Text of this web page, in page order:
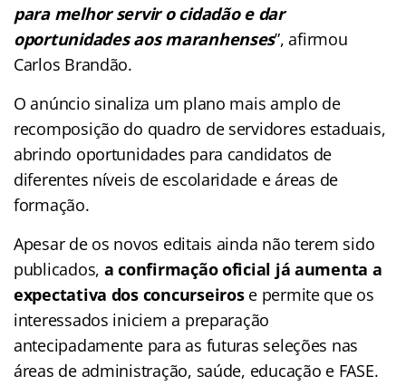
para melhor servir o cidadão e dar
oportunidades aos maranhenses”, afirmou
Carlos Brandão.
O anúncio sinaliza um plano mais amplo de
recomposição do quadro de servidores estaduais,
abrindo oportunidades para candidatos de
diferentes níveis de escolaridade e áreas de
formação.
Apesar de os novos editais ainda não terem sido
publicados, a confirmação oficial já aumenta a
expectativa dos concurseirose permite que os
interessados iniciem a preparação
antecipadamente para as futuras seleções nas
áreas de administração, saúde, educação e FASE.